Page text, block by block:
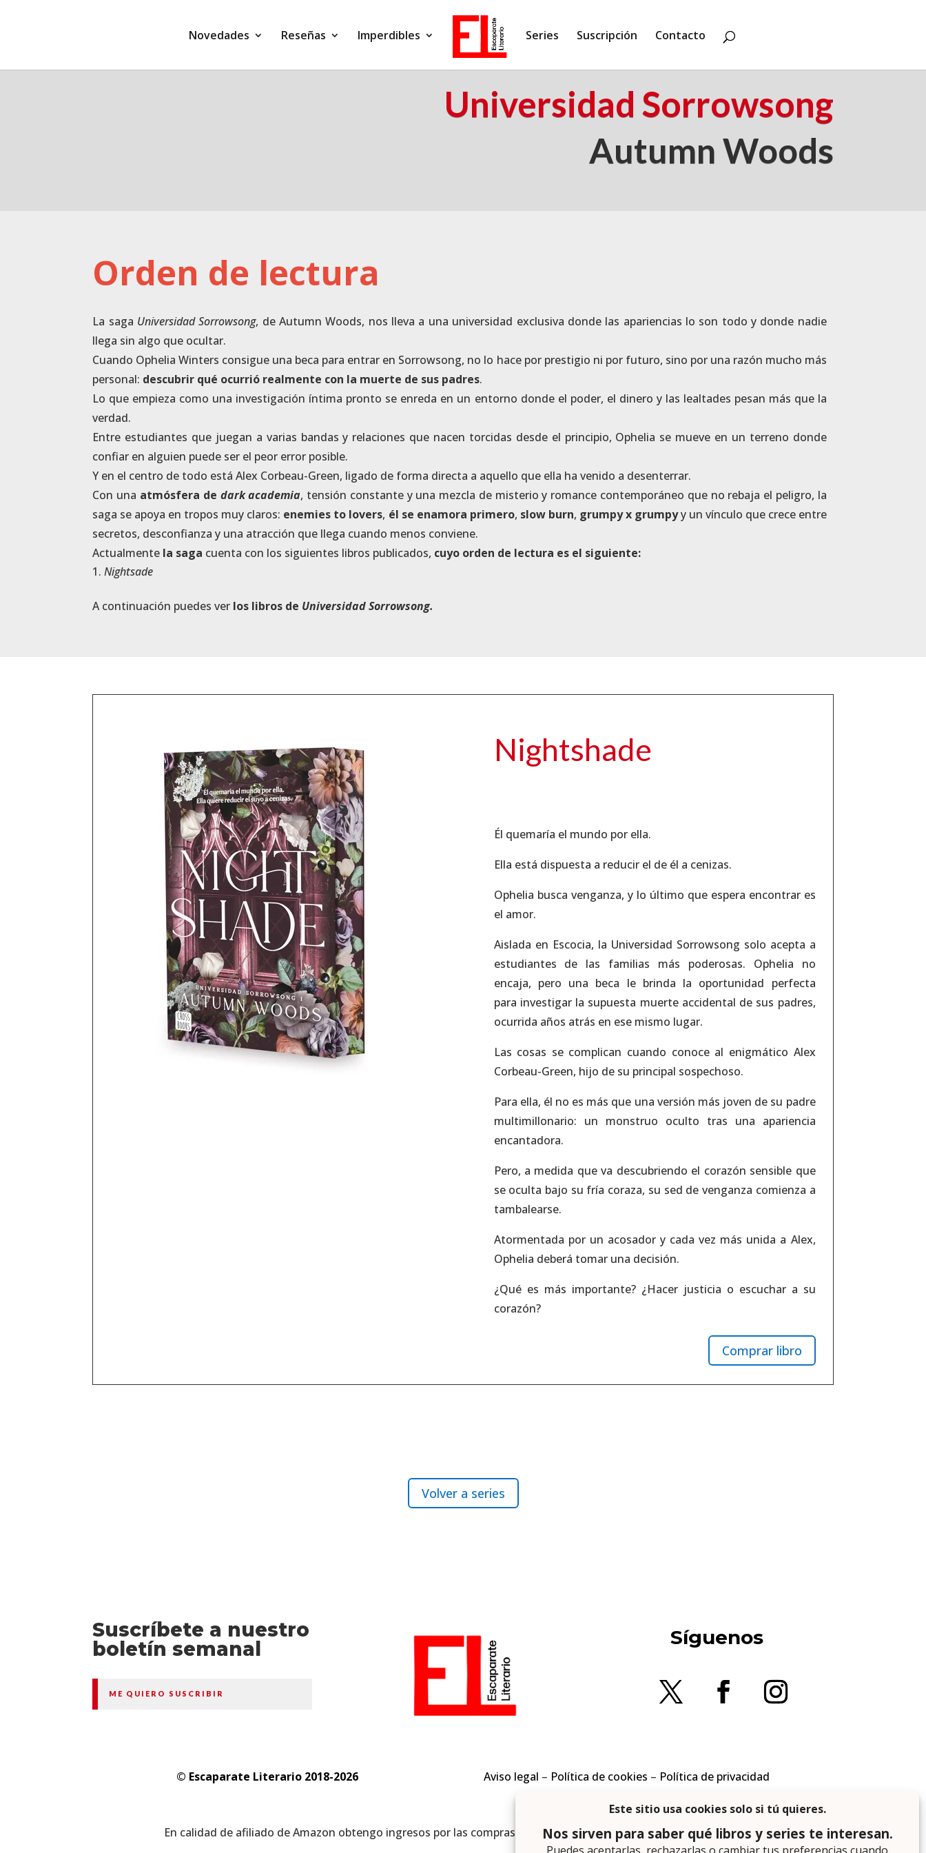
Novedades Reseñas Imperdibles Series Suscripción Contacto
Universidad Sorrowsong
Autumn Woods
Orden de lectura
La saga Universidad Sorrowsong, de Autumn Woods, nos lleva a una universidad exclusiva donde las apariencias lo son todo y donde nadie
llega sin algo que ocultar.
Cuando Ophelia Winters consigue una beca para entrar en Sorrowsong, no lo hace por prestigio ni por futuro, sino por una razón mucho más
personal: descubrir qué ocurrió realmente con la muerte de sus padres.
Lo que empieza como una investigación íntima pronto se enreda en un entorno donde el poder, el dinero y las lealtades pesan más que la
verdad.
Entre estudiantes que juegan a varias bandas y relaciones que nacen torcidas desde el principio, Ophelia se mueve en un terreno donde
confiar en alguien puede ser el peor error posible.
Y en el centro de todo está Alex Corbeau-Green, ligado de forma directa a aquello que ella ha venido a desenterrar.
Con una atmósfera de dark academia, tensión constante y una mezcla de misterio y romance contemporáneo que no rebaja el peligro, la
saga se apoya en tropos muy claros: enemies to lovers, él se enamora primero, slow burn, grumpy x grumpyy un vínculo que crece entre
secretos, desconfianza y una atracción que llega cuando menos conviene.
Actualmente la saga cuenta con los siguientes libros publicados, cuyo orden de lectura es el siguiente:
Nightsade
A continuación puedes ver los libros de Universidad Sorrowsong.
Nightshade
Él quemaría el mundo por ella.
Ella está dispuesta a reducir el de él a cenizas.
Ophelia busca venganza, y lo último que espera encontrar es
el amor.
Aislada en Escocia, la Universidad Sorrowsong solo acepta a
estudiantes de las familias más poderosas. Ophelia no
encaja, pero una beca le brinda la oportunidad perfecta
para investigar la supuesta muerte accidental de sus padres,
ocurrida años atrás en ese mismo lugar.
Las cosas se complican cuando conoce al enigmático Alex
Corbeau-Green, hijo de su principal sospechoso.
Para ella, él no es más que una versión más joven de su padre
multimillonario: un monstruo oculto tras una apariencia
encantadora.
Pero, a medida que va descubriendo el corazón sensible que
se oculta bajo su fría coraza, su sed de venganza comienza a
tambalearse.
Atormentada por un acosador y cada vez más unida a Alex,
Ophelia deberá tomar una decisión.
¿Qué es más importante? ¿Hacer justicia o escuchar a su
corazón?
Comprar libro
Volver a series
Suscríbete a nuestro
boletín semanal
ME QUIERO SUSCRIBIR
Síguenos
© Escaparate Literario 2018-2026 Aviso legal – Política de cookies – Política de privacidad
En calidad de afiliado de Amazon obtengo ingresos por las compras adscritas que cumplen los requisitos aplicables